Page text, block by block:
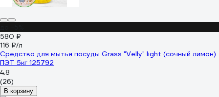
580 ₽
116 ₽/л
Средство для мытья посуды Grass "Velly" light (сочный лимон)
ПЭТ 5кг 125792
4.8
(26)
В корзину